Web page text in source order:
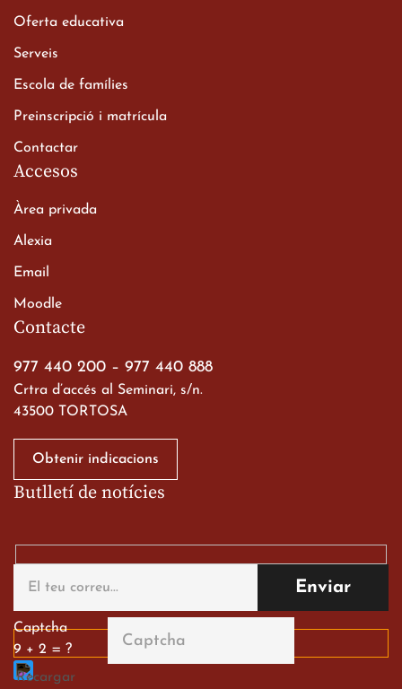
Xerrada del Sr. Bisbe als
alumnes de 2n de
Batxillerat
20 de març de 2026
Viatge de 2n de Batxillerat
a les ciutats imperials
19 de març de 2026
Gran paper dels nostres
alumnes al Tortosa
English Festival
13 de març de 2026
Contacte
977 440 200 – 977 440 888
Crtra d’accés al Seminari, s/n.
43500 TORTOSA
Obtenir indicacions
Oferta educativa
Serveis
Escola de famílies
Preinscripció i matrícula
Contactar
Accesos
Àrea privada
Alexia
Email
Moodle
Butlletí de notícies
Captcha
9 + 2 = ?